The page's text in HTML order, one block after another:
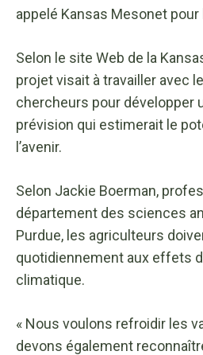
appelé Kansas Mesonet
Selon le site Web de la
projet visait à travailler avec
chercheurs pour développer
prévision qui estimerait le
l’avenir.
Selon Jackie Boerman,
département des sciences
Purdue, les agriculteurs
quotidiennement aux effets
climatique.
« Nous voulons refroidir les
devons également